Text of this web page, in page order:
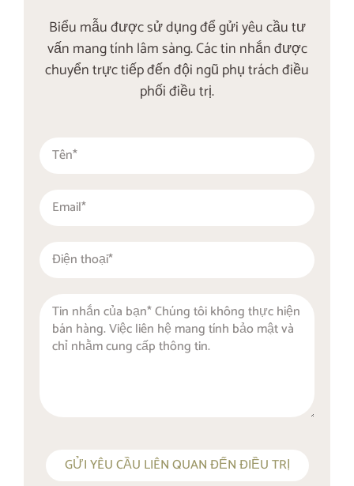
Biểu mẫu được sử dụng để gửi yêu cầu tư
vấn mang tính lâm sàng. Các tin nhắn được
chuyển trực tiếp đến đội ngũ phụ trách điều
phối điều trị.
GỬI YÊU CẦU LIÊN QUAN ĐẾN ĐIỀU TRỊ